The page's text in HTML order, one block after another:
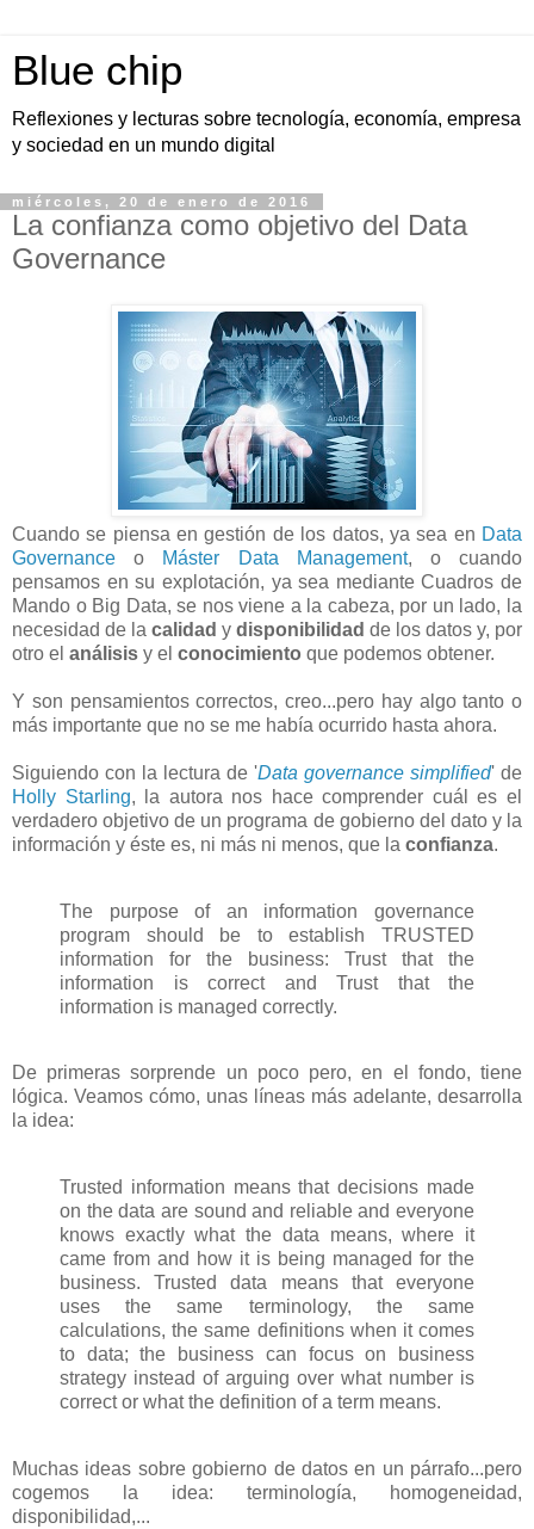
Blue chip
Reflexiones y lecturas sobre tecnología, economía, empresa
y sociedad en un mundo digital
miércoles, 20 de enero de 2016
La confianza como objetivo del Data
Governance
Cuando se piensa en gestión de los datos, ya sea en Data
Governance o Máster Data Management, o cuando
pensamos en su explotación, ya sea mediante Cuadros de
Mando o Big Data, se nos viene a la cabeza, por un lado, la
necesidad de la calidad y disponibilidad de los datos y, por
otro el análisis y el conocimiento que podemos obtener.
Y son pensamientos correctos, creo...pero hay algo tanto o
más importante que no se me había ocurrido hasta ahora.
Siguiendo con la lectura de 'Data governance simplified' de
Holly Starling, la autora nos hace comprender cuál es el
verdadero objetivo de un programa de gobierno del dato y la
información y éste es, ni más ni menos, que la confianza.
The purpose of an information governance
program should be to establish TRUSTED
information for the business: Trust that the
information is correct and Trust that the
information is managed correctly.
De primeras sorprende un poco pero, en el fondo, tiene
lógica. Veamos cómo, unas líneas más adelante, desarrolla
la idea:
Trusted information means that decisions made
on the data are sound and reliable and everyone
knows exactly what the data means, where it
came from and how it is being managed for the
business. Trusted data means that everyone
uses the same terminology, the same
calculations, the same definitions when it comes
to data; the business can focus on business
strategy instead of arguing over what number is
correct or what the definition of a term means.
Muchas ideas sobre gobierno de datos en un párrafo...pero
cogemos la idea: terminología, homogeneidad,
disponibilidad,...